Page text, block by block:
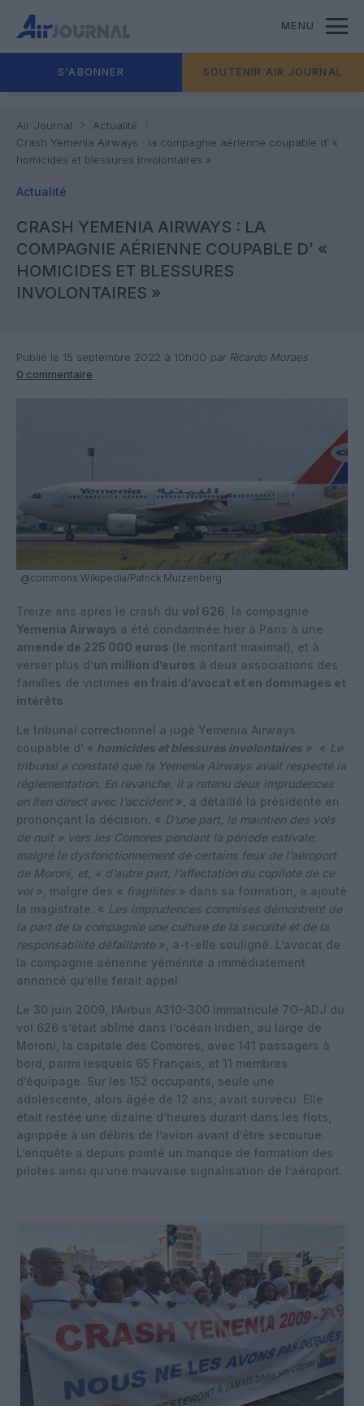
MENU
S'ABONNER SOUTENIR AIR JOURNAL
Air Journal
Actualité
Crash Yemenia Airways : la compagnie aérienne coupable d’ «
homicides et blessures involontaires »
Actualité
CRASH YEMENIA AIRWAYS : LA
COMPAGNIE AÉRIENNE COUPABLE D’ «
HOMICIDES ET BLESSURES
INVOLONTAIRES »
Publié le 15 septembre 2022 à 10h00 par Ricardo Moraes
0 commentaire
@commons Wikipedia/Patrick Mutzenberg
Treize ans après le crash du vol 626 , la compagnie
Yemenia Airways a été condamnée hier à Paris à une
amende de 225 000 euros (le montant maximal), et à
verser plus d’un million d’euros à deux associations des
familles de victimes en frais d’avocat et en dommages et
intérêts.
Le tribunal correctionnel a jugé Yemenia Airways
coupable d’ « homicides et blessures involontaires ». « Le
tribunal a constaté que la Yemenia Airways avait respecté la
réglementation. En revanche, il a retenu deux imprudences
en lien direct avec l’accident », a détaillé la présidente en
prononçant la décision. « D’une part, le maintien des vols
de nuit » vers les Comores pendant la période estivale,
malgré le dysfonctionnement de certains feux de l’aéroport
de Moroni, et, « d’autre part, l’affectation du copilote de ce
vol», malgré des « fragilités » dans sa formation, a ajouté
la magistrate. « Les imprudences commises démontrent de
la part de la compagnie une culture de la sécurité et de la
responsabilité défaillante », a-t-elle souligné. L’avocat de
la compagnie aérienne yéménite a immédiatement
annoncé qu’elle ferait appel.
Le 30 juin 2009, l’Airbus A310-300 immatriculé 7O-ADJ du
vol 626 s’était abîmé dans l’océan Indien, au large de
Moroni, la capitale des Comores, avec 141 passagers à
bord, parmi lesquels 65 Français, et 11 membres
d’équipage. Sur les 152 occupants, seule une
adolescente, alors âgée de 12 ans, avait survécu. Elle
était restée une dizaine d’heures durant dans les flots,
agrippée à un débris de l’avion avant d’être secourue.
L’enquête a depuis pointé un manque de formation des
pilotes ainsi qu’une mauvaise signalisation de l’aéroport.